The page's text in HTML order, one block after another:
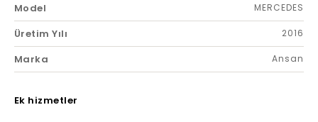
Model MERCEDES
Üretim Yılı 2016
Marka Ansan
Ek hizmetler